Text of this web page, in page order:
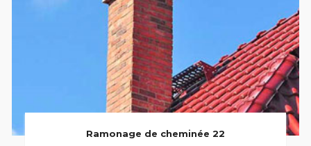
Ramonage de cheminée 22